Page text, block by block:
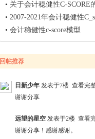
• 关于会计稳健性C-SCORE
• 2007-2021年会计稳健性
• 会计稳健性c-score模型
回帖推荐
日新少年 发表于7楼 查看完
谢谢分享
远望的星空 发表于2楼 查看
谢谢分享！感谢感谢。